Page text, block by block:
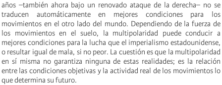
años –también ahora bajo un renovado ataque de la derecha– no se
traducen automáticamente en mejores condiciones para los
movimientos en el otro lado del mundo. Dependiendo de la fuerza de
los movimientos en el suelo, la multipolaridad puede conducir a
mejores condiciones para la lucha que el imperialismo estadounidense,
o resultar igual de mala, si no peor. La cuestión es que la multipolaridad
en sí misma no garantiza ninguna de estas realidades; es la relación
entre las condiciones objetivas y la actividad real de los movimientos lo
que determina su futuro.